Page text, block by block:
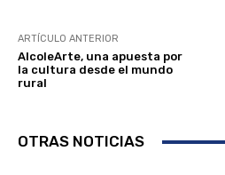
ARTÍCULO ANTERIOR
AlcoleArte, una apuesta por
la cultura desde el mundo
rural
OTRAS NOTICIAS